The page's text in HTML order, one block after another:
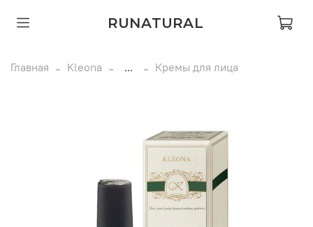
RUNATURAL
Главная Kleona ... Кремы для лица